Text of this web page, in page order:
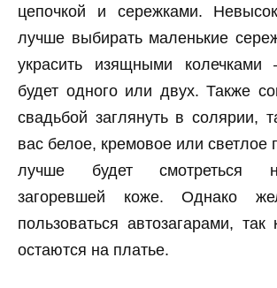
цепочкой и сережками.
лучше выбирать маленькие
украсить изящными колечками
будет одного или двух. Также
свадьбой заглянуть в солярии,
вас белое, кремовое или светлое
лучше будет смотреться
загоревшей коже. Однако
пользоваться автозагарами,
остаются на платье.